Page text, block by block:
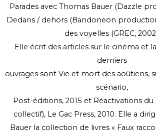
Parades avec Thomas Bauer (Dazzle
Dedans / dehors (Bandoneon
des voyelles (GREC,
Elle écrit des articles sur le cinéma et
derniers
ouvrages sont Vie et mort des aoûtiens,
scénario,
Post-éditions, 2015 et Réactivations du
collectif), Le Gac Press, 2010. Elle a
Bauer la collection de livres « Faux